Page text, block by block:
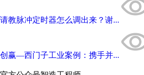
请教脉冲定时器怎么调出来？谢...
创赢—西门子工业案例：携手并...